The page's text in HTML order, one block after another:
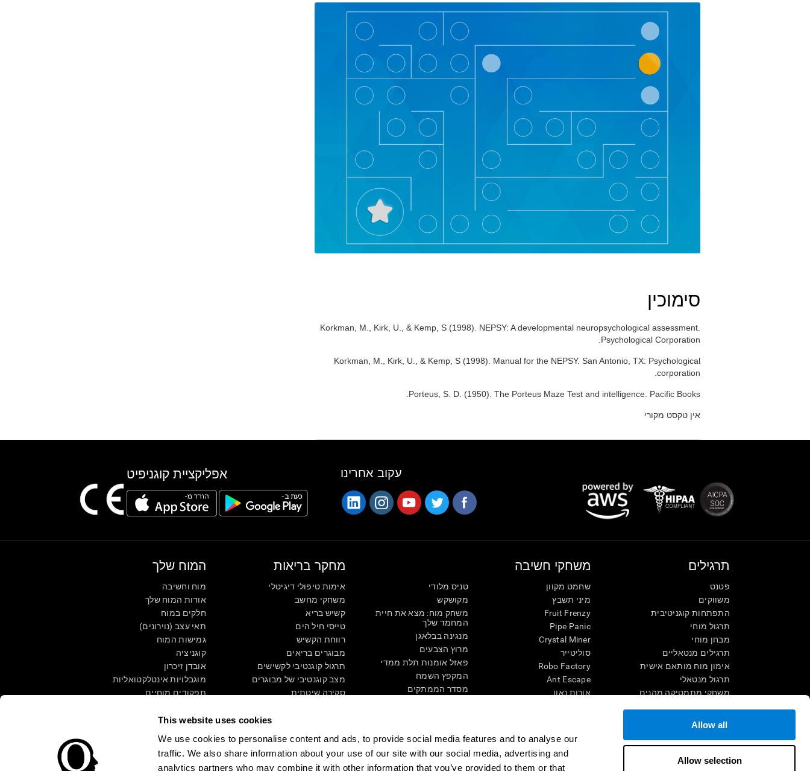
This website uses cookies
We use cookies to personalise content and ads, to provide social media features and to analyse our
traffic. We also share information about your use of our site with our social media, advertising and
analytics partners who may combine it with other information that you’ve provided to them or that
Allow all
Allow selection
סימוכין
Korkman, M., Kirk, U., & Kemp, S (1998). NEPSY: A developmental neuropsychological assessment.
Psychological Corporation.
Korkman, M., Kirk, U., & Kemp, S (1998). Manual for the NEPSY. San Antonio, TX: Psychological
corporation.
Porteus, S. D. (1950). The Porteus Maze Test and intelligence. Pacific Books.
אין טקסט מקורי
אפליקציית קוגניפיט עקוב אחרינו
המוח שלך
מוח וחשיבה
אודות המוח שלך
חלקים במוח
תאי עצב (נוירונים)
גמישות המוח
קוגניציה
אובדן זיכרון
מוגבלויות אינטלקטואליות
תפקודים מוחיים
תפיסה
מחקר בריאות
אימות טיפולי דיגיטלי
משחקי מחשב
קשיש בריא
טייסי חיל הים
רווחת הקשיש
מבוגרים בריאים
תרגול קוגנטיבי לקשישים
מצב קוגנטיבי של מבוגרים
סקירה שיטתית
משחקי חשיבה
שחמט מקוון
מיני תשבץ
Fruit Frenzy
Pipe Panic
Crystal Miner
סוליטייר
Robo Factory
Ant Escape
אורות נאון
Space Rescue
שגעון החשבון
טניס מלודי
מקושקש
משחק מוח: מצא את חיית
המחמד שלך
מנגינה בבלאגן
מרוץ הצבעים
פאזל אומנות תלת ממדי
המקפץ השמח
מסדר הממתקים
בלון הדבורים
משחקים לזריזות מנטאלית
משחקי זיכרון מקוונים
תרגילים
פטנט
משווקים
התפתחות קוגניטיבית
תרגול מוחי
מבחן מוחי
תרגילים מנטאליים
אימון מוח מותאם אישית
תרגול מנטאלי
משחקי מתמטיקה מהנים
ילדים מחוננים
מבחן IQ